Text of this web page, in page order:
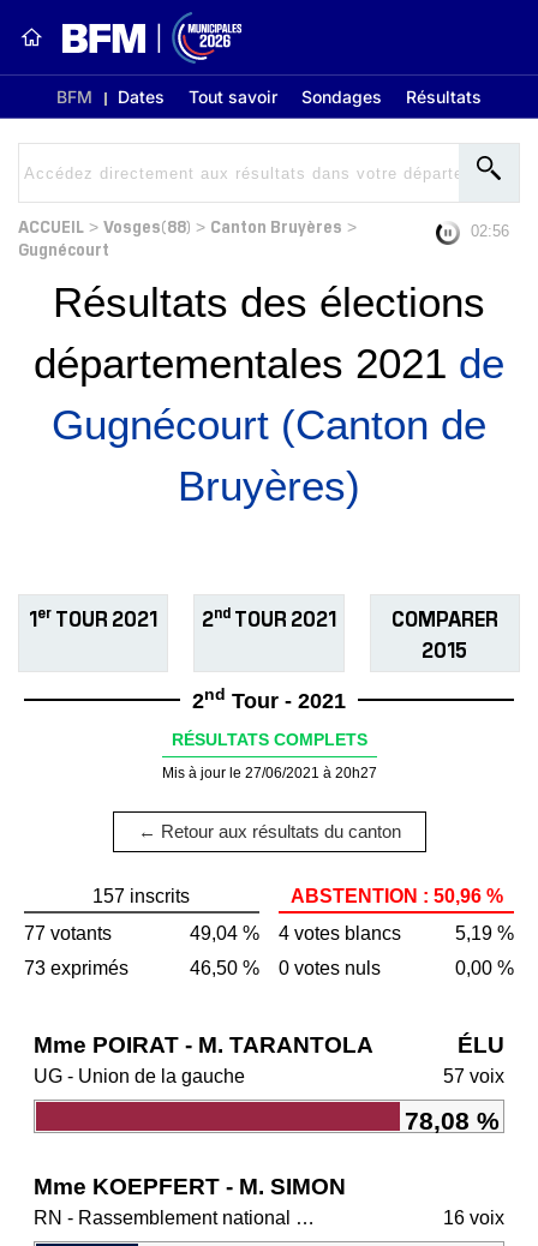
BFM Dates Tout savoir Sondages Résultats
ACCUEIL > Vosges(88) > Canton Bruyères >
Gugnécourt
02:56
Résultats des élections
départementales 2021 de
Gugnécourt (Canton de
Bruyères)
1er TOUR 2021 2ndTOUR 2021
COMPARER
2015
2nd Tour - 2021
RÉSULTATS COMPLETS
Mis à jour le 27/06/2021 à 20h27
← Retour aux résultats du canton
157 inscrits
77 votants
49,04 %
73 exprimés
46,50 %
ABSTENTION : 50,96 %
4 votes blancs
5,19 %
0 votes nuls
0,00 %
Mme POIRAT - M. TARANTOLA ÉLU
UG - Union de la gauche 57 voix
78,08 %
Mme KOEPFERT - M. SIMON
RN - Rassemblement national et ses alliés 16 voix